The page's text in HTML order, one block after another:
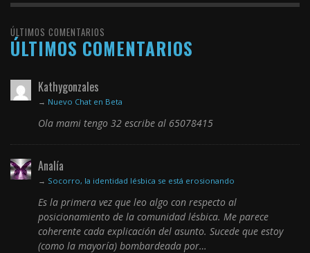
ÚLTIMOS COMENTARIOS
ÚLTIMOS COMENTARIOS
Kathygonzales
→ Nuevo Chat en Beta
Ola mami tengo 32 escribe al 65078415
Analía
→ Socorro, la identidad lésbica se está erosionando
Es la primera vez que leo algo con respecto al
posicionamiento de la comunidad lésbica. Me parece
coherente cada explicación del asunto. Sucede que estoy
(como la mayoría) bombardeada por…